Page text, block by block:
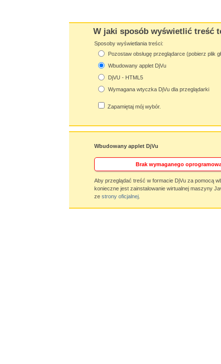
W jaki sposób wyświetlić treść
Sposoby wyświetlania treści:
Pozostaw obsługę przeglądarce (pobierz plik
Wbudowany applet DjVu
DjVU - HTML5
Wymagana wtyczka DjVu dla przeglądarki
Zapamiętaj mój wybór.
Wbudowany applet DjVu
Brak wymaganego
Aby przeglądać treść w formacie DjVu za pomocą
konieczne jest zainstalowanie wirtualnej maszyny
ze strony oficjalnej